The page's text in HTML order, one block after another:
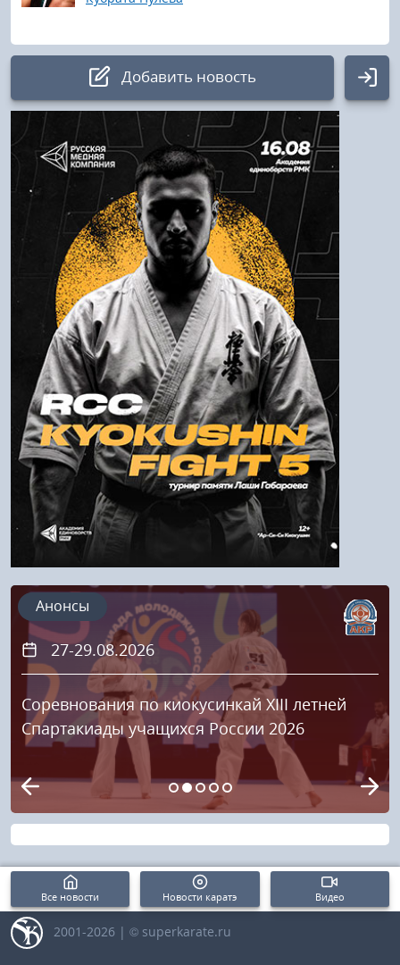
Добавить новость
Авторизация
Логин:
Пароль
Войти
Напомнить пароль
Регистрация
27-29.08.2026
Соревнования по киокусинкай XIII летней
Спартакиады учащихся России 2026
Анонсы
Все новости Новости каратэ Видео
2001-2026 | © superkarate.ru